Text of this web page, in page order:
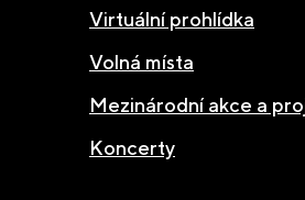
Virtuální prohlídka
Volná místa
Mezinárodní akce a
Koncerty